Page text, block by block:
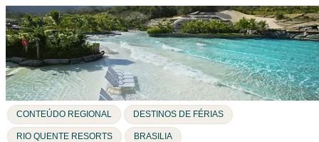
CONTEÚDO REGIONAL DESTINOS DE FÉRIAS
RIO QUENTE RESORTS BRASILIA